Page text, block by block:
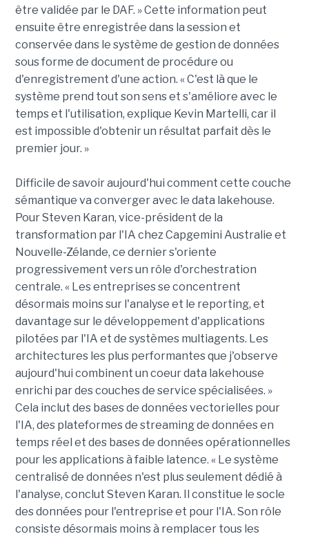
être validée par le DAF. » Cette information peut
ensuite être enregistrée dans la session et
conservée dans le système de gestion de données
sous forme de document de procédure ou
d'enregistrement d'une action. « C'est là que le
système prend tout son sens et s'améliore avec le
temps et l'utilisation, explique Kevin Martelli, car il
est impossible d'obtenir un résultat parfait dès le
premier jour. »
Difficile de savoir aujourd'hui comment cette couche
sémantique va converger avec le data lakehouse.
Pour Steven Karan, vice-président de la
transformation par l'IA chez Capgemini Australie et
Nouvelle-Zélande, ce dernier s'oriente
progressivement vers un rôle d'orchestration
centrale. « Les entreprises se concentrent
désormais moins sur l'analyse et le reporting, et
davantage sur le développement d'applications
pilotées par l'IA et de systèmes multiagents. Les
architectures les plus performantes que j'observe
aujourd'hui combinent un coeur data lakehouse
enrichi par des couches de service spécialisées. »
Cela inclut des bases de données vectorielles pour
l'IA, des plateformes de streaming de données en
temps réel et des bases de données opérationnelles
pour les applications à faible latence. « Le système
centralisé de données n'est plus seulement dédié à
l'analyse, conclut Steven Karan. Il constitue le socle
des données pour l'entreprise et pour l'IA. Son rôle
consiste désormais moins à remplacer tous les